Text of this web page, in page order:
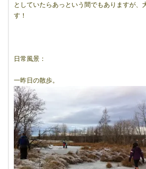
としていたらあっという間でもありますが、
す！
日常風景：
一昨日の散歩。